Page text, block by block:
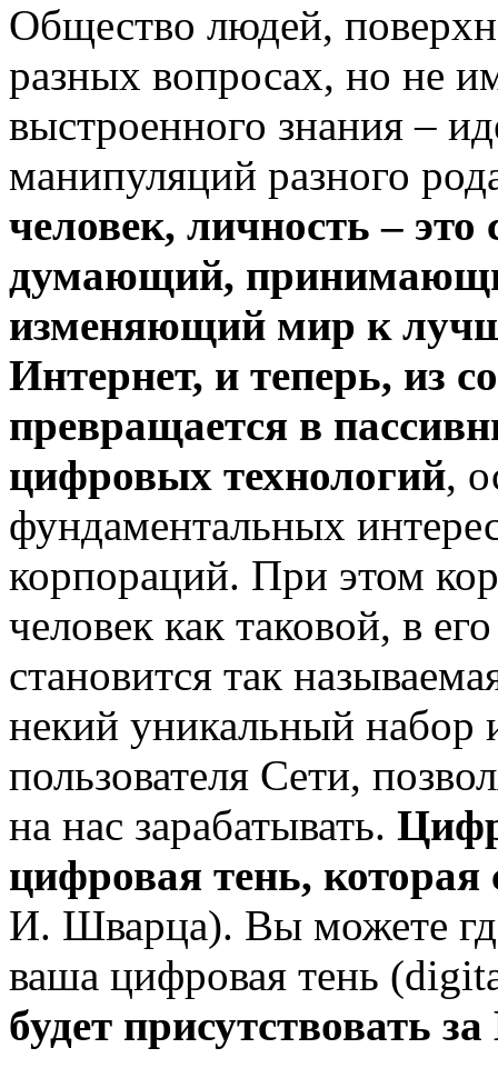
Общество людей,
разных вопросах, но не
выстроенного знания –
манипуляций разного
человек, личность –
думающий,
изменяющий мир к
Интернет, и теперь, из
превращается в
цифровых технологий,
фундаментальных
корпораций. При этом
человек как таковой, в
становится так
некий уникальный набор
пользователя Сети,
на нас зарабатывать.
цифровая тень, которая
И. Шварца). Вы можете
ваша цифровая тень
будет присутствовать за